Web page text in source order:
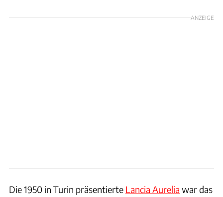
ANZEIGE
Die 1950 in Turin präsentierte Lancia Aurelia war das